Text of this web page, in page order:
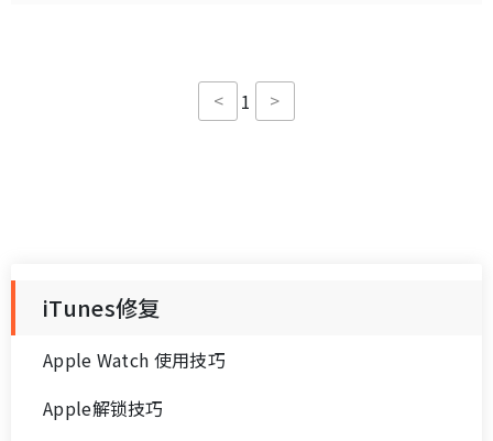
< 1 >
iTunes修复
Apple Watch 使用技巧
Apple解锁技巧